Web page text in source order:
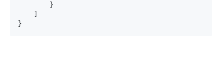
        }
    ]
}